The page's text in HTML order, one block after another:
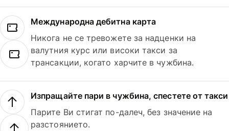
Международна дебитна карта
Никога не се тревожете за надценки на
валутния курс или високи такси за
трансакции, когато харчите в чужбина.
Изпращайте пари в чужбина, спестете от такси
Парите Ви стигат по-далеч, без значение на
разстоянието.